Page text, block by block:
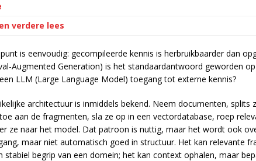
verdere lees
is eenvoudig: gecompileerde kennis is herbruikbaarder dan
Augmented Generation) is het standaardantwoord geworden
LLM (Large Language Model) toegang tot externe kennis?
architectuur is inmiddels bekend. Neem documenten, splits
aan de fragmenten, sla ze op in een vectordatabase, roep
ze naar het model. Dat patroon is nuttig, maar het wordt ook
maar niet automatisch goed in structuur. Het kan relevante
stabiel begrip van een domein; het kan context ophalen, maar